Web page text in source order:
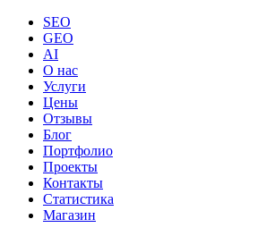
SEO
GEO
AI
О нас
Услуги
Цены
Отзывы
Блог
Портфолио
Проекты
Контакты
Статистика
Магазин